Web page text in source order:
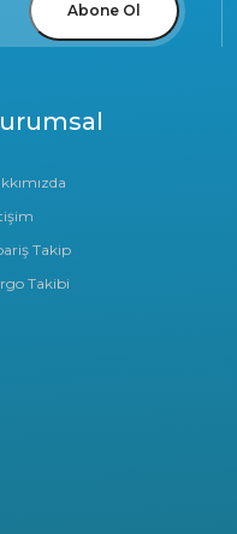
Abone Ol
Takip
Takibi